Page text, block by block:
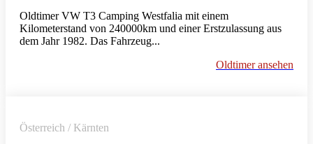
Oldtimer VW T3 Camping Westfalia mit einem
Kilometerstand von 240000km und einer Erstzulassung aus
dem Jahr 1982. Das Fahrzeug...
Oldtimer ansehen
Österreich / Kärnten